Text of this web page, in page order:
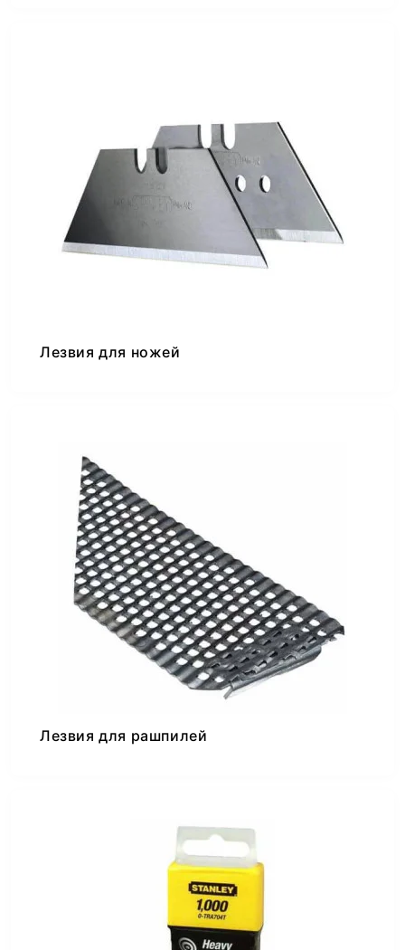
Лезвия для ножей
Лезвия для рашпилей